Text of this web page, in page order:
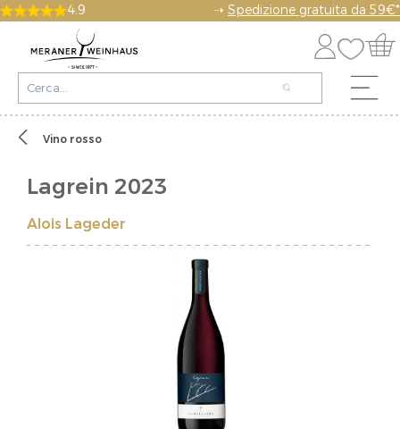
4.9 ➝ Spedizione gratuita da 59€*
Vino rosso
Lagrein 2023
Alois Lageder